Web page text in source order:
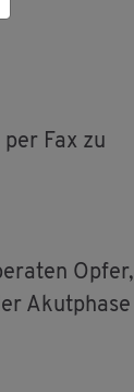
Fax zu
Opfer,
Akut­pha­se